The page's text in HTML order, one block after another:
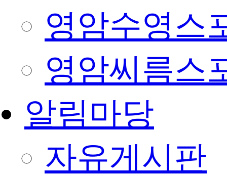
영암수영스
영암씨름스
알림마당
자유게시판